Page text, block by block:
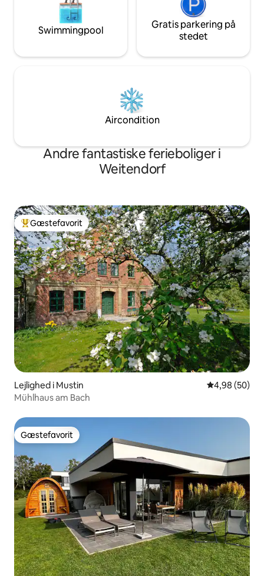
Swimmingpool
Gratis parkering på
stedet
Aircondition
Andre fantastiske ferieboliger i
Weitendorf
Bedste gæstefavorit
Gæstefavorit
Lejlighed i Mustin 4,98 ud af 5 i
4,98 (50)
Mühlhaus am Bach
Gæstefavorit
Gæstefavorit